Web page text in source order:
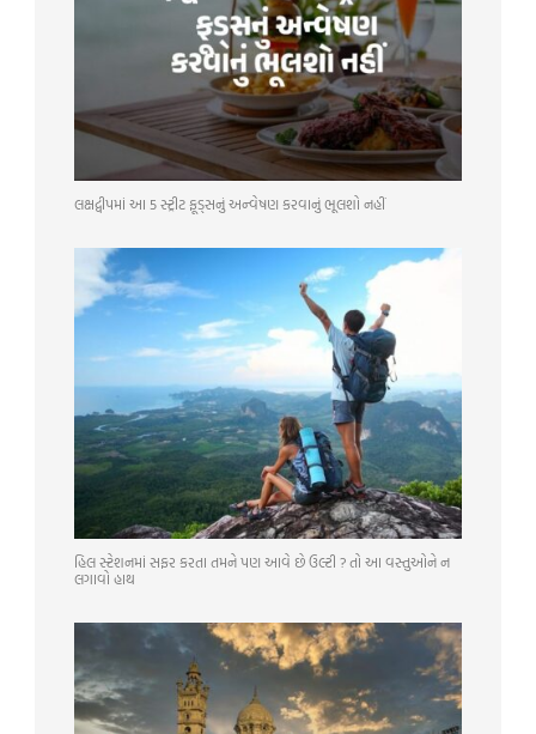
લક્ષદ્વીપમાં આ 5 સ્ટ્રીટ ફૂડ્સનું અન્વેષણ કરવાનું ભૂલશો નહીં
હિલ સ્ટેશનમાં સફર કરતા તમને પણ આવે છે ઉલ્ટી ? તો આ વસ્તુઓને ન
લગાવો હાથ